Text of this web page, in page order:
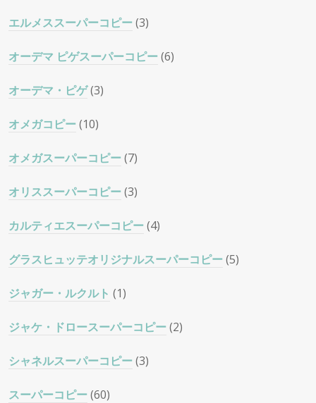
エルメススーパーコピー(3)
オーデマ ピゲスーパーコピー(6)
オーデマ・ピゲ(3)
オメガコピー(10)
オメガスーパーコピー(7)
オリススーパーコピー(3)
カルティエスーパーコピー(4)
グラスヒュッテオリジナルスーパーコピー(5)
ジャガー・ルクルト (1)
ジャケ・ドロースーパーコピー(2)
シャネルスーパーコピー(3)
スーパーコピー(60)